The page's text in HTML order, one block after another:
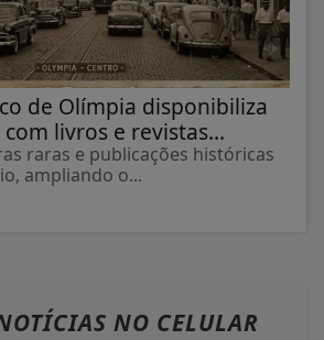
de Olímpia disponibiliza
livros e revistas...
raras e publicações históricas
ampliando o...
NO CELULAR